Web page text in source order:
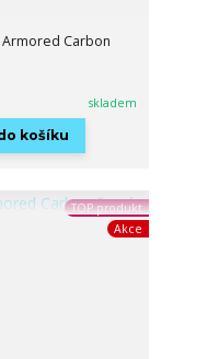
Armored Carbon
skladem
košíku
TOP produkt
Akce